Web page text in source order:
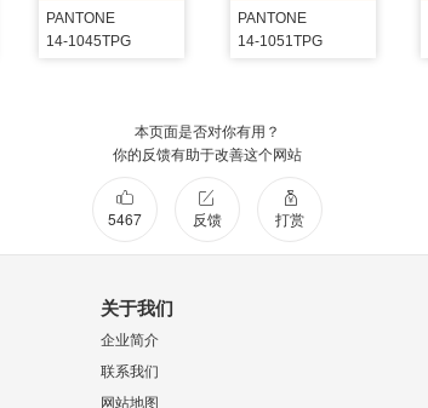
PANTONE
14-1045TPG
PANTONE
14-1051TPG
本页面是否对你有用？
你的反馈有助于改善这个网站
5467 反馈 打赏
关于我们
企业简介
联系我们
网站地图